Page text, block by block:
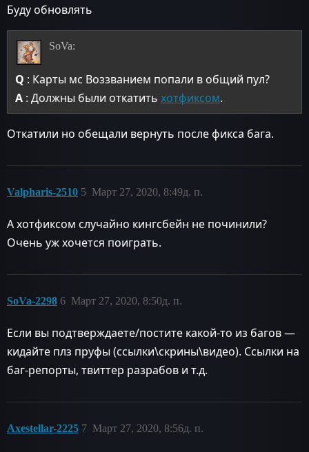
Буду обновлять
SoVa:
Q : Карты мс Воззванием попали в общий пул?
A : Должны были откатитьхотфиксом.
Откатили но обещали вернуть после фикса бага.
Valpharis-2510 Март 27, 2020, 8:49д. п.
5
А хотфиксом случайно кингсбейн не починили?
Очень уж хочется поиграть.
SoVa-2298 Март 27, 2020, 8:50д. п.
6
Если вы подтверждаете/постите какой-то из багов —
кидайте плз пруфы (ссылки\скрины\видео). Ссылки на
баг-репорты, твиттер разрабов и т.д.
Axestellar-2225 Март 27, 2020, 8:56д. п.
7